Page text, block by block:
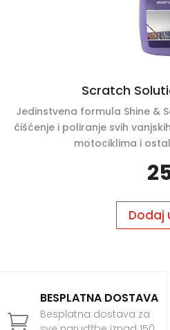
Scratch
Jedinstvena formula Shine &
čišćenje i poliranje svih
motociklima i
Dodaj

BESPLATNA DOSTAVA
Besplatna dostava za